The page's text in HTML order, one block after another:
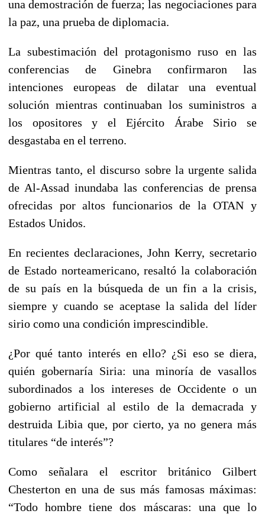
una demostración de fuerza; las negociaciones para
la paz, una prueba de diplomacia.
La subestimación del protagonismo ruso en las
conferencias de Ginebra confirmaron las
intenciones europeas de dilatar una eventual
solución mientras continuaban los suministros a
los opositores y el Ejército Árabe Sirio se
desgastaba en el terreno.
Mientras tanto, el discurso sobre la urgente salida
de Al-Assad inundaba las conferencias de prensa
ofrecidas por altos funcionarios de la OTAN y
Estados Unidos.
En recientes declaraciones, John Kerry, secretario
de Estado norteamericano, resaltó la colaboración
de su país en la búsqueda de un fin a la crisis,
siempre y cuando se aceptase la salida del líder
sirio como una condición imprescindible.
¿Por qué tanto interés en ello? ¿Si eso se diera,
quién gobernaría Siria: una minoría de vasallos
subordinados a los intereses de Occidente o un
gobierno artificial al estilo de la demacrada y
destruida Libia que, por cierto, ya no genera más
titulares “de interés”?
Como señalara el escritor británico Gilbert
Chesterton en una de sus más famosas máximas:
“Todo hombre tiene dos máscaras: una que lo